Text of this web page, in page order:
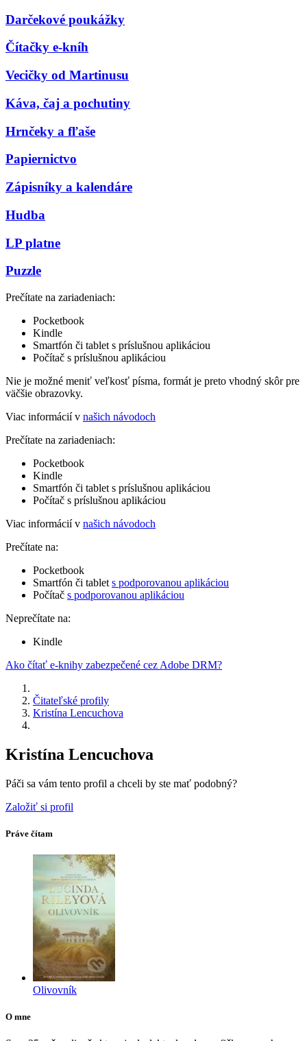
Darčekové poukážky
Čítačky e-kníh
Vecičky od Martinusu
Káva, čaj a pochutiny
Hrnčeky a fľaše
Papiernictvo
Zápisníky a kalendáre
Hudba
LP platne
Puzzle
Prečítate na zariadeniach:
Pocketbook
Kindle
Smartfón či tablet s príslušnou aplikáciou
Počítač s príslušnou aplikáciou
Nie je možné meniť veľkosť písma, formát je preto vhodný skôr pre
väčšie obrazovky.
Viac informácií v našich návodoch
Prečítate na zariadeniach:
Pocketbook
Kindle
Smartfón či tablet s príslušnou aplikáciou
Počítač s príslušnou aplikáciou
Viac informácií v našich návodoch
Prečítate na:
Pocketbook
Smartfón či tablet s podporovanou aplikáciou
Počítač s podporovanou aplikáciou
Neprečítate na:
Kindle
Ako čítať e-knihy zabezpečené cez Adobe DRM?
Čitateľské profily
Kristína Lencuchova
Kristína Lencuchova
Páči sa vám tento profil a chceli by ste mať podobný?
Založiť si profil
Práve čítam
Olivovník
O mne